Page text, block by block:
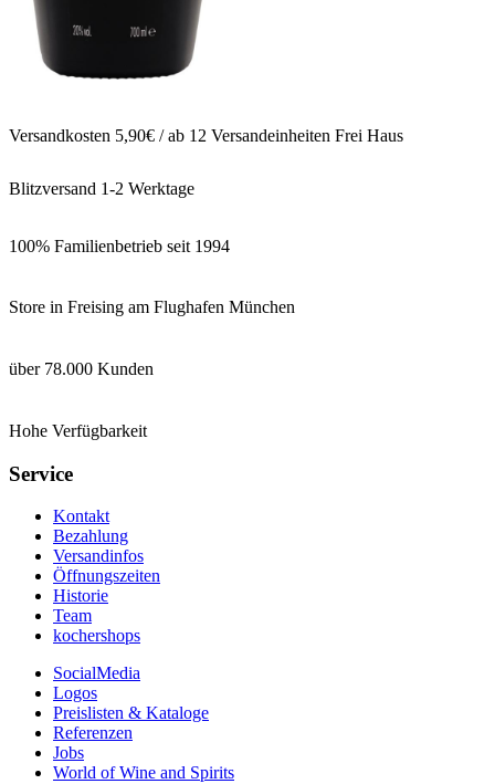
Versandkosten 5,90€ / ab 12 Versandeinheiten Frei Haus
Blitzversand 1-2 Werktage
100% Familienbetrieb seit 1994
Store in Freising am Flughafen München
über 78.000 Kunden
Hohe Verfügbarkeit
Service
Kontakt
Bezahlung
Versandinfos
Öffnungszeiten
Historie
Team
kochershops
SocialMedia
Logos
Preislisten & Kataloge
Referenzen
Jobs
World of Wine and Spirits